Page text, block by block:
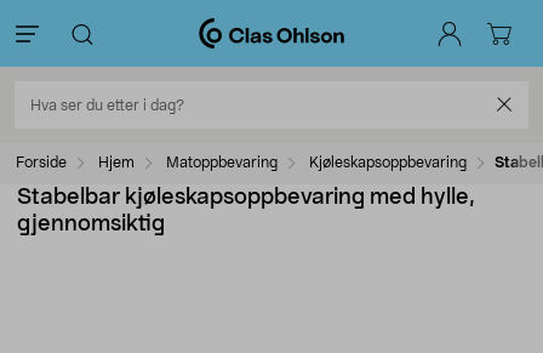
Forside Hjem Matoppbevaring Kjøleskapsoppbevaring
Stabelbar kjøleskapsoppbevaring med hylle,
gjennomsiktig